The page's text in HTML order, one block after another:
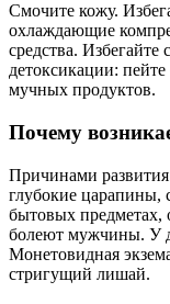
Смочите кожу.
охлаждающие
средства.
детоксикации:
мучных продуктов.
Почему
Причинами развития
глубокие царапины,
бытовых предметах,
болеют мужчины. У
Монетовидная
стригущий лишай.